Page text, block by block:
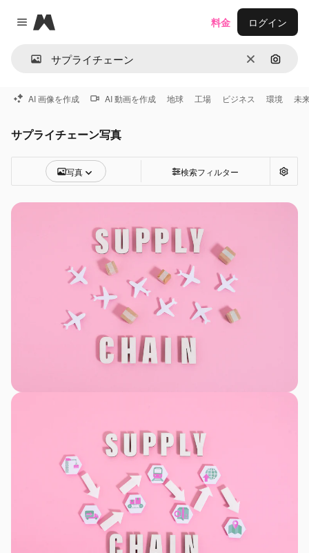
Close menu
Magnific
消去 画像で
料金 ログイン
AI 画像を作成 AI 動画を作成 地球 工場 ビジネス 環境 未
サプライチェーン写真
写真 検索フィルター